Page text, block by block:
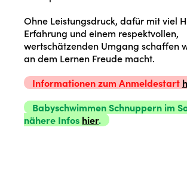
Ohne Leistungsdruck, dafür mit viel
Erfahrung und einem respektvollen,
wertschätzenden Umgang schaffen
an dem Lernen Freude macht.
Informationen zum Anmeldestart
Babyschwimmen Schnuppern im
nähere Infos hier.